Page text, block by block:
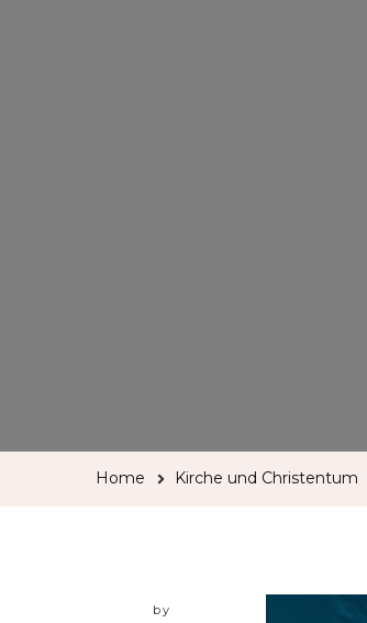
Home Kirche und Christentum
by